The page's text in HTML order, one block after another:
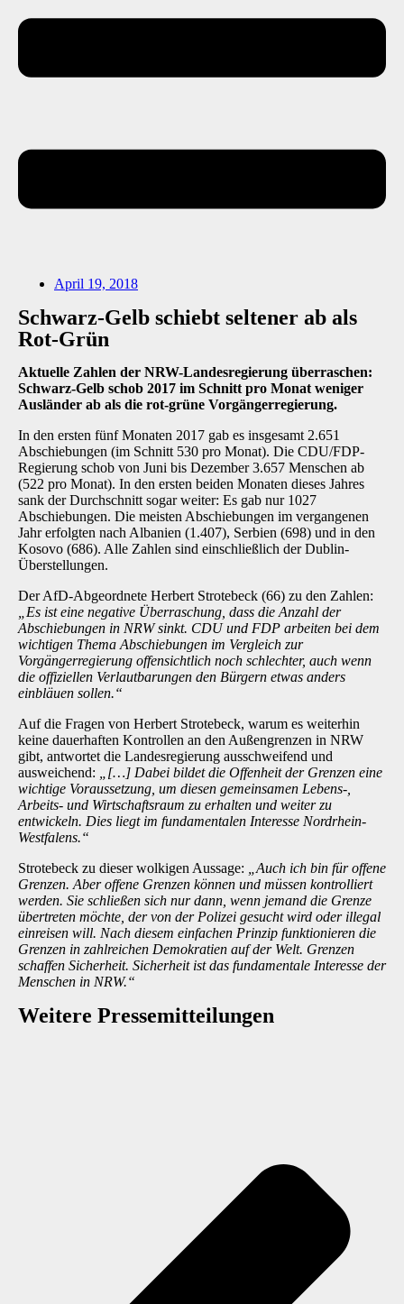
April 19, 2018
Schwarz-Gelb schiebt seltener ab als
Rot-Grün
Aktuelle Zahlen der NRW-Landesregierung überraschen:
Schwarz-Gelb schob 2017 im Schnitt pro Monat weniger
Ausländer ab als die rot-grüne Vorgängerregierung.
In den ersten fünf Monaten 2017 gab es insgesamt 2.651
Abschiebungen (im Schnitt 530 pro Monat). Die CDU/FDP-
Regierung schob von Juni bis Dezember 3.657 Menschen ab
(522 pro Monat). In den ersten beiden Monaten dieses Jahres
sank der Durchschnitt sogar weiter: Es gab nur 1027
Abschiebungen. Die meisten Abschiebungen im vergangenen
Jahr erfolgten nach Albanien (1.407), Serbien (698) und in den
Kosovo (686). Alle Zahlen sind einschließlich der Dublin-
Überstellungen.
Der AfD-Abgeordnete Herbert Strotebeck (66) zu den Zahlen:
„Es ist eine negative Überraschung, dass die Anzahl der
Abschiebungen in NRW sinkt. CDU und FDP arbeiten bei dem
wichtigen Thema Abschiebungen im Vergleich zur
Vorgängerregierung offensichtlich noch schlechter, auch wenn
die offiziellen Verlautbarungen den Bürgern etwas anders
einbläuen sollen.“
Auf die Fragen von Herbert Strotebeck, warum es weiterhin
keine dauerhaften Kontrollen an den Außengrenzen in NRW
gibt, antwortet die Landesregierung ausschweifend und
ausweichend:
„[…] Dabei bildet die Offenheit der Grenzen eine
wichtige Voraussetzung, um diesen gemeinsamen Lebens-,
Arbeits- und Wirtschaftsraum zu erhalten und weiter zu
entwickeln. Dies liegt im fundamentalen Interesse Nordrhein-
Westfalens.“
Strotebeck zu dieser wolkigen Aussage:
„Auch ich bin für offene
Grenzen. Aber offene Grenzen können und müssen kontrolliert
werden. Sie schließen sich nur dann, wenn jemand die Grenze
übertreten möchte, der von der Polizei gesucht wird oder illegal
einreisen will. Nach diesem einfachen Prinzip funktionieren die
Grenzen in zahlreichen Demokratien auf der Welt. Grenzen
schaffen Sicherheit. Sicherheit ist das fundamentale Interesse der
Menschen in NRW.“
Weitere Presse­mitteilungen